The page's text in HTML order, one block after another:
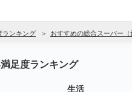
ランキング おすすめの総合スーパー
足度ランキング
生活